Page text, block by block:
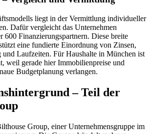
liegt in der Vermittlung individueller
Dafür vergleicht das Unternehmen
600 Finanzierungspartnern. Diese breite
eine fundierte Einordnung von Zinsen,
und Laufzeiten. Für Haushalte in München ist
weil gerade hier Immobilienpreise und
Budgetplanung verlangen.
– Teil der
Group, einer Unternehmensgruppe im